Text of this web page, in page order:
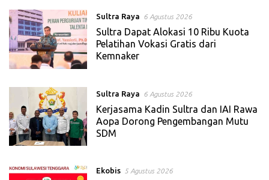
Sultra Raya 6 Agustus 2026
Sultra Dapat Alokasi 10 Ribu Kuota
Pelatihan Vokasi Gratis dari
Kemnaker
Sultra Raya 6 Agustus 2026
Kerjasama Kadin Sultra dan IAI Rawa
Aopa Dorong Pengembangan Mutu
SDM
Ekobis 5 Agustus 2026